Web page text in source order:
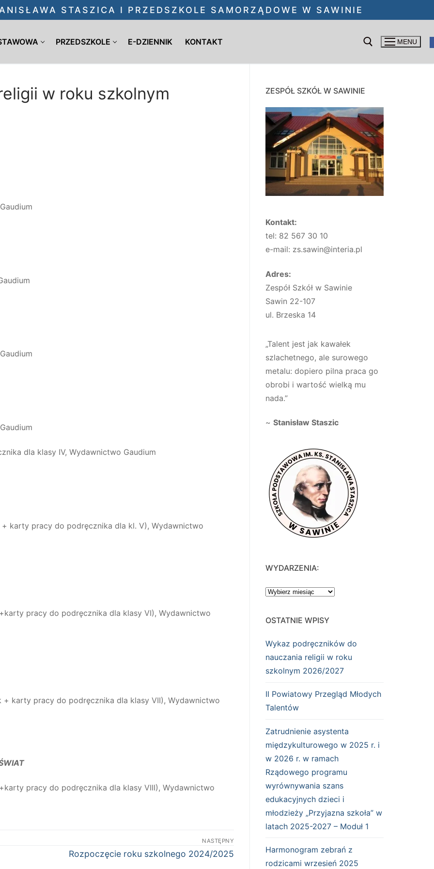
STASZICA I PRZEDSZKOLE SAMORZĄDOWE W SAWINIE
PRZEDSZKOLE E-DZIENNIK KONTAKT MENU
w roku szkolnym
dla klasy IV, Wydawnictwo Gaudium
karty pracy do podręcznika dla kl. V), Wydawnictwo
pracy do podręcznika dla klasy VI), Wydawnictwo
+ karty pracy do podręcznika dla klasy VII), Wydawnictwo
pracy do podręcznika dla klasy VIII), Wydawnictwo
NASTĘPNY
Następny
Rozpoczęcie roku szkolnego 2024/2025
ZESPÓŁ SZKÓŁ W SAWINIE
Kontakt:
tel: 82 567 30 10
e-mail: zs.sawin@interia.pl
Adres:
Zespół Szkół w Sawinie
Sawin 22-107
ul. Brzeska 14
„Talent jest jak kawałek
szlachetnego, ale surowego
metalu: dopiero pilna praca go
obrobi i wartość wielką mu
nada.”
~ Stanisław Staszic
WYDARZENIA:
WYDARZENIA:
OSTATNIE WPISY
Wykaz podręczników do
nauczania religii w roku
szkolnym 2026/2027
II Powiatowy Przegląd Młodych
Talentów
Zatrudnienie asystenta
międzykulturowego w 2025 r. i
w 2026 r. w ramach
Rządowego programu
wyrównywania szans
edukacyjnych dzieci i
młodzieży „Przyjazna szkoła” w
latach 2025-2027 – Moduł 1
Harmonogram zebrań z
rodzicami wrzesień 2025